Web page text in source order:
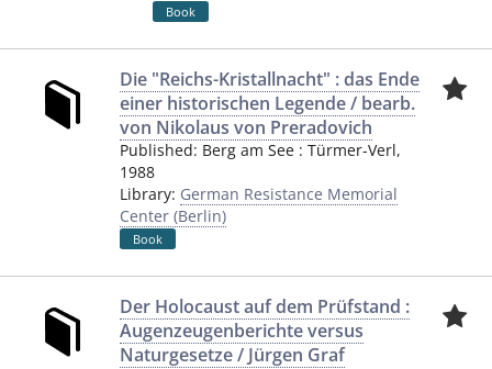
Book
Die "Reichs-Kristallnacht" : das Ende
einer historischen Legende / bearb.
von Nikolaus von Preradovich
Published: Berg am See : Türmer-Verl,
1988
Library: German Resistance Memorial
Center (Berlin)
Book
Der Holocaust auf dem Prüfstand :
Augenzeugenberichte versus
Naturgesetze / Jürgen Graf